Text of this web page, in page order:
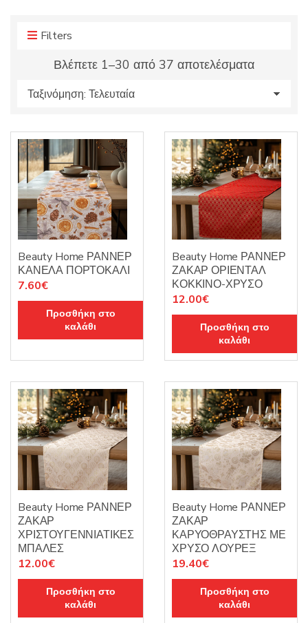
Filters
Βλέπετε 1–30 από 37 αποτελέσματαSorted
latest
Beauty Home ΡΑΝΝΕΡ
ΚΑΝΕΛΑ ΠΟΡΤΟΚΑΛΙ
7.60€
Προσθήκη στο
καλάθι
Beauty Home ΡΑΝΝΕΡ
ΖΑΚΑΡ ΟΡΙΕΝΤΑΛ
ΚΟΚΚΙΝΟ-ΧΡΥΣΟ
12.00€
Προσθήκη στο
καλάθι
Beauty Home ΡΑΝΝΕΡ
ΖΑΚΑΡ
ΧΡΙΣΤΟΥΓΕΝΝΙΑΤΙΚΕΣ
ΜΠΑΛΕΣ
12.00€
Προσθήκη στο
καλάθι
Beauty Home ΡΑΝΝΕΡ
ΖΑΚΑΡ
ΚΑΡΥΟΘΡΑΥΣΤΗΣ ΜΕ
ΧΡΥΣΟ ΛΟΥΡΕΞ
19.40€
Προσθήκη στο
καλάθι